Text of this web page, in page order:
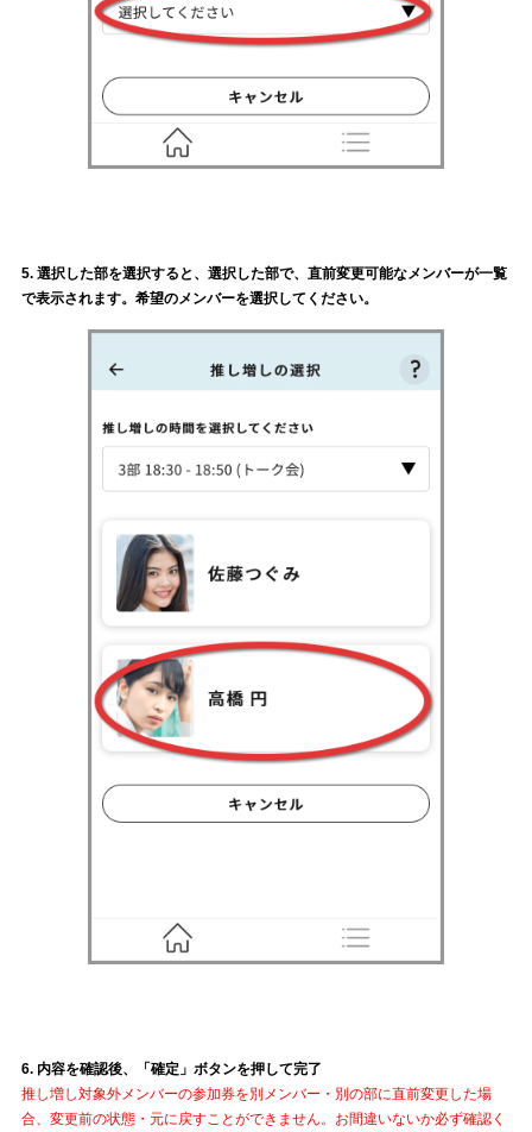
5. 選択した部を選択すると、選択した部で、直前変更可能なメンバーが一覧
で表示されます。希望のメンバーを選択してください。
6. 内容を確認後、「確定」ボタンを押して完了
推し増し対象外メンバーの参加券を別メンバー・別の部に直前変更した場
合、変更前の状態・元に戻すことができません。お間違いないか必ず確認く